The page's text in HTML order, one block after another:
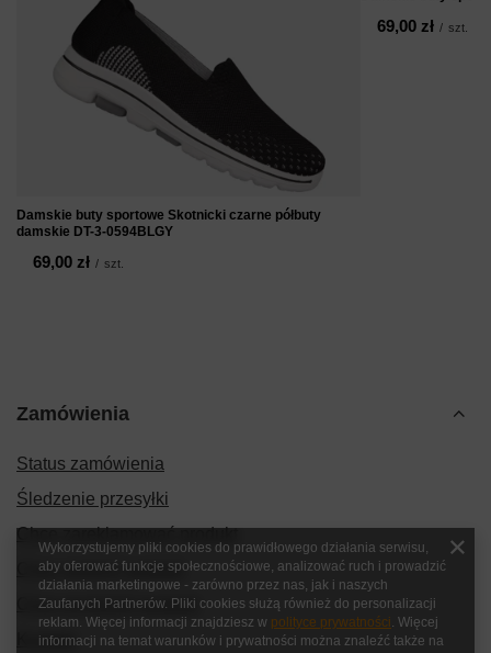
Damskie buty sportowe Skotnicki czarne półbuty
damskie DT-3-0594BLGY
69,00 zł / szt.
69,00 zł / szt.
Zamówienia
Status zamówienia
Śledzenie przesyłki
Chcę zareklamować produkt
Chcę zwrócić produkt
Chcę wymienić produkt
Kontakt
Wykorzystujemy pliki cookies do prawidłowego działania serwisu,
aby oferować funkcje społecznościowe, analizować ruch i prowadzić
działania marketingowe - zarówno przez nas, jak i naszych
Zaufanych Partnerów. Pliki cookies służą również do personalizacji
reklam. Więcej informacji znajdziesz w polityce prywatności. Więcej
informacji na temat warunków i prywatności można znaleźć także na